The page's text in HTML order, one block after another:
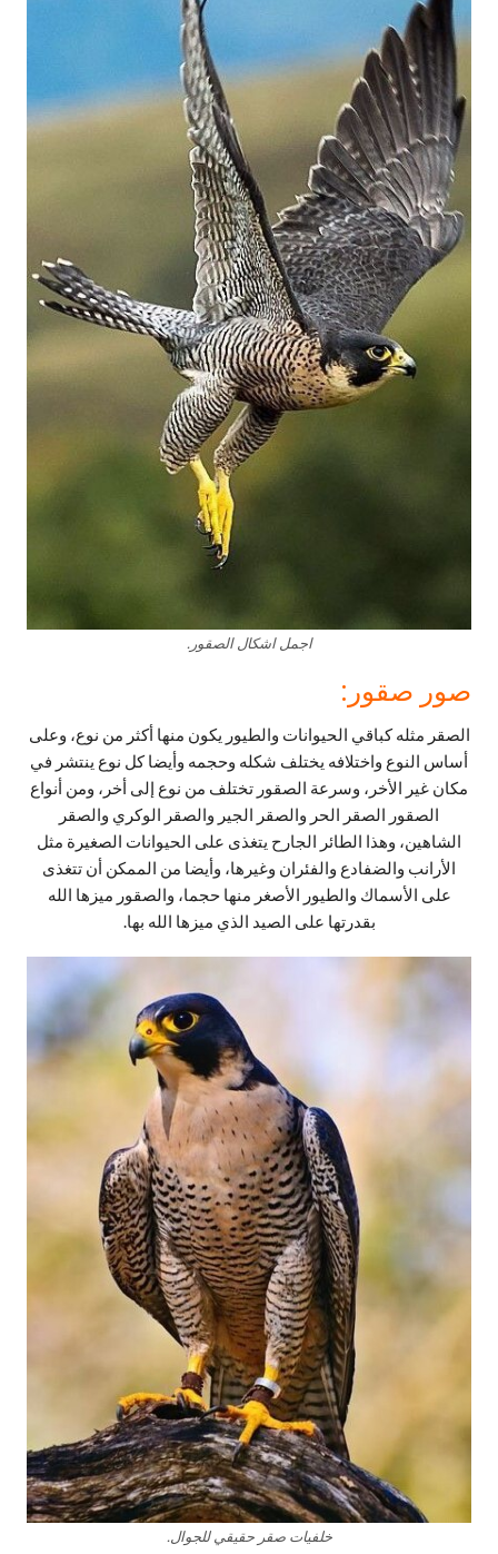
اجمل اشكال الصقور.
صور صقور:
الصقر مثله كباقي الحيوانات والطيور يكون منها أكثر من نوع، وعلى
أساس النوع واختلافه يختلف شكله وحجمه وأيضا كل نوع ينتشر في
مكان غير الأخر، وسرعة الصقور تختلف من نوع إلى أخر، ومن أنواع
الصقور الصقر الحر والصقر الجير والصقر الوكري والصقر
الشاهين، وهذا الطائر الجارح يتغذى على الحيوانات الصغيرة مثل
الأرانب والضفادع والفئران وغيرها، وأيضا من الممكن أن تتغذى
على الأسماك والطيور الأصغر منها حجما، والصقور ميزها الله
بقدرتها على الصيد الذي ميزها الله بها.
خلفيات صقر حقيقي للجوال.